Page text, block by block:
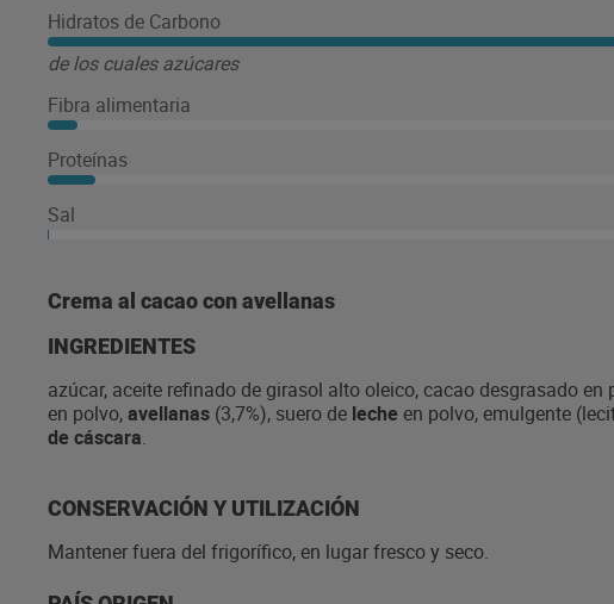
Hidratos de Carbono
de los cuales azúcares
Fibra alimentaria
Proteínas
Sal
Crema al cacao con avellanas
INGREDIENTES
azúcar, aceite refinado de girasol alto oleico, cacao desgrasado en
en polvo,avellanas (3,7%), suero de leche en polvo, emulgente
de cáscara.
CONSERVACIÓN Y UTILIZACIÓN
Mantener fuera del frigorífico, en lugar fresco y seco.